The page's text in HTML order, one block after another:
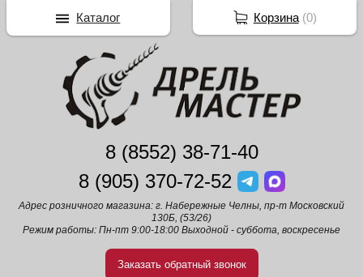
8 (8552) 38-71-40
8 (905) 370-72-52
Адрес розничного магазина: г. Набережные Челны, пр-т Московский
130Б, (53/26)
Режим работы: Пн-пт 9:00-18:00 Выходной - суббота, воскресенье
Заказать обратный звонок
Корзина(0)
Каталог